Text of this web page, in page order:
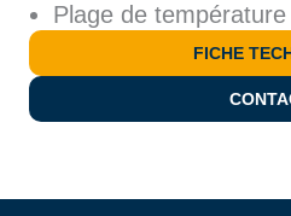
Plage de
FICHE